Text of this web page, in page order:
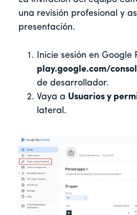
una revisión profesional y
presentación.
Inicie sesión en Google
play.google.com/
de desarrollador.
Vaya a Usuarios y
lateral.